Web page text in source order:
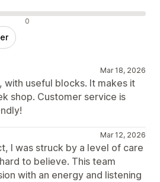
0
Mar 18, 2026
with useful blocks. It makes it
shop. Customer service is
Mar 12, 2026
I was struck by a level of care
to believe. This team
with an energy and listening